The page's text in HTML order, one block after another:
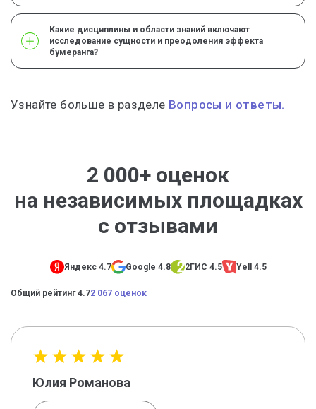
Какие дисциплины и области знаний включают
исследование сущности и преодоления эффекта
бумеранга?
Узнайте больше в разделе Вопросы и ответы.
2 000+ оценок
на независимых площадках
с отзывами
Яндекс 4.7 Google 4.8 2ГИС 4.5 Yell 4.5
Общий рейтинг 4.72 067 оценок
Юлия Романова